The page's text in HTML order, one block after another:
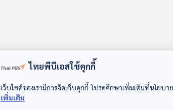
ไทยพีบีเอสใช้คุกกี้
เว็บไซต์ของเรามีการจัดเก็บคุกกี้ โปรดศึกษาเพิ่มเติมที่นโยบ
เพิ่มเติม